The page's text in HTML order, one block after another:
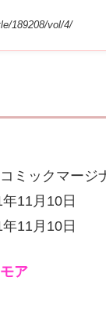
189208/vol/4/
ミックマージ
11月10日
11月10日
ア